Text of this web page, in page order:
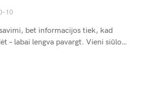
10
bet informacijos tiek, kad
– labai lengva pavargt. Vieni siūlo…